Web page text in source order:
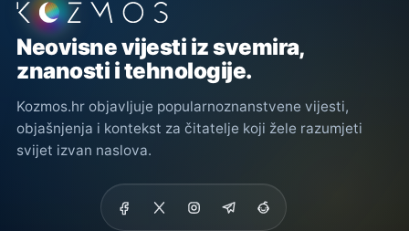
Podnožje stranice
Neovisne vijesti iz svemira,
znanosti i tehnologije.
Kozmos.hr objavljuje popularnoznanstvene vijesti,
objašnjenja i kontekst za čitatelje koji žele razumjeti
svijet izvan naslova.